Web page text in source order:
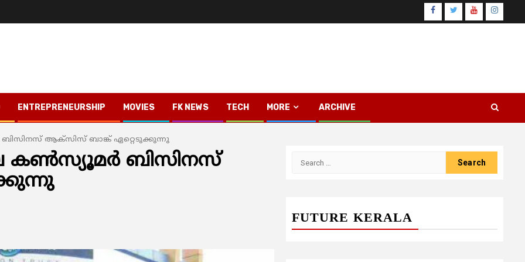
Facebook
TwitterYoutube
ENTREPRENEURSHIP MOVIES FK NEWS TECH MORE ARCHIVE
ബിസിനസ് ആക്സിസ് ബാങ്ക് ഏറ്റെടുക്കുന്നു
കണ്‍സ്യൂമര്‍ ബിസിനസ്
FUTURE KERALA